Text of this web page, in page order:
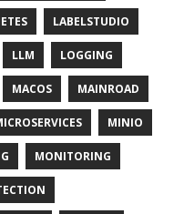
LABELSTUDIO
LLM LOGGING
MACOS MAINROAD
MINIO
MONITORING